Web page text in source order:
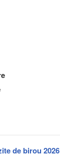
de birou 2026